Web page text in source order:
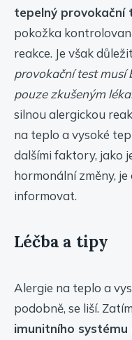
tepelný provokační
pokožka
reakce. Je však
provokační test musí
pouze zkušeným
silnou alergickou
na teplo a vysoké
dalšími faktory, jako
hormonální změny,
informovat.
Léčba a tipy
Alergie na teplo a
podobně, se liší.
imunitního systému